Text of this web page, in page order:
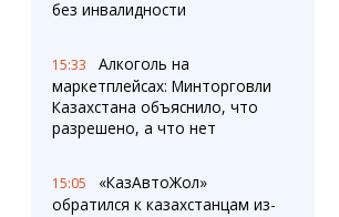
без инвалидности
15:33
Алкоголь на
маркетплейсах: Минторговли
Казахстана объяснило, что
разрешено, а что нет
15:05
«КазАвтоЖол»
обратился к казахстанцам из-